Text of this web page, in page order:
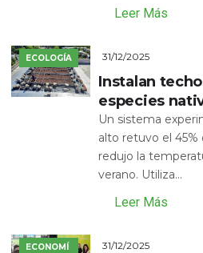
Leer Más
ECOLOGÍA 31/12/2025
Instalan
especies
Un sistema
alto retuvo el 45%
redujo la
verano. Utiliza...
Leer Más
ECONOMÍ
31/12/2025